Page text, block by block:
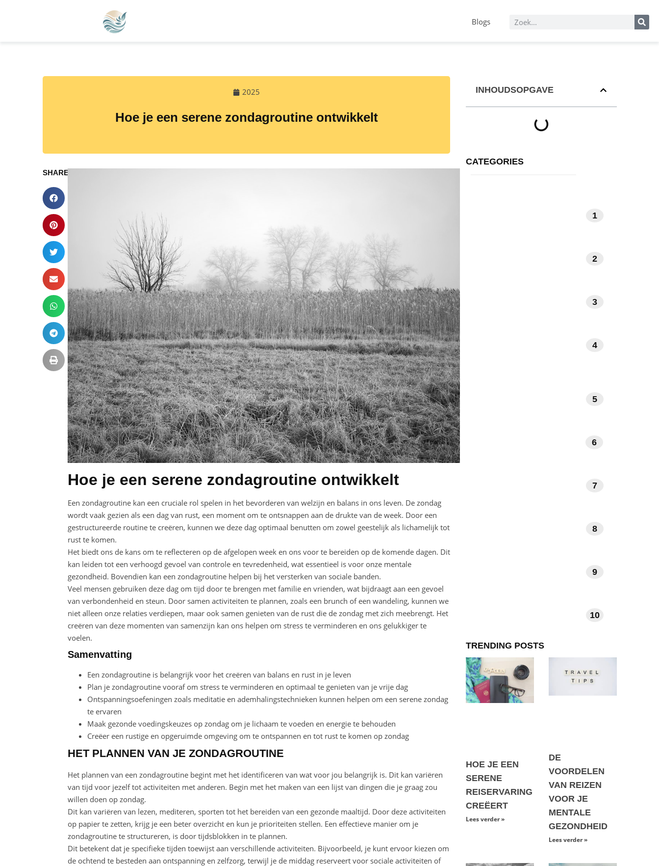
Blogs
2025
Hoe je een serene zondagroutine ontwikkelt
SHARE
Hoe je een serene zondagroutine ontwikkelt
Een zondagroutine kan een cruciale rol spelen in het bevorderen van welzijn en balans in ons leven. De zondag
wordt vaak gezien als een dag van rust, een moment om te ontsnappen aan de drukte van de week. Door een
gestructureerde routine te creëren, kunnen we deze dag optimaal benutten om zowel geestelijk als lichamelijk tot
rust te komen.
Het biedt ons de kans om te reflecteren op de afgelopen week en ons voor te bereiden op de komende dagen. Dit
kan leiden tot een verhoogd gevoel van controle en tevredenheid, wat essentieel is voor onze mentale
gezondheid. Bovendien kan een zondagroutine helpen bij het versterken van sociale banden.
Veel mensen gebruiken deze dag om tijd door te brengen met familie en vrienden, wat bijdraagt aan een gevoel
van verbondenheid en steun. Door samen activiteiten te plannen, zoals een brunch of een wandeling, kunnen we
niet alleen onze relaties verdiepen, maar ook samen genieten van de rust die de zondag met zich meebrengt. Het
creëren van deze momenten van samenzijn kan ons helpen om stress te verminderen en ons gelukkiger te
voelen.
Samenvatting
Een zondagroutine is belangrijk voor het creëren van balans en rust in je leven
Plan je zondagroutine vooraf om stress te verminderen en optimaal te genieten van je vrije dag
Ontspanningsoefeningen zoals meditatie en ademhalingstechnieken kunnen helpen om een serene zondag
te ervaren
Maak gezonde voedingskeuzes op zondag om je lichaam te voeden en energie te behouden
Creëer een rustige en opgeruimde omgeving om te ontspannen en tot rust te komen op zondag
HET PLANNEN VAN JE ZONDAGROUTINE
Het plannen van een zondagroutine begint met het identificeren van wat voor jou belangrijk is. Dit kan variëren
van tijd voor jezelf tot activiteiten met anderen. Begin met het maken van een lijst van dingen die je graag zou
willen doen op zondag.
Dit kan variëren van lezen, mediteren, sporten tot het bereiden van een gezonde maaltijd. Door deze activiteiten
op papier te zetten, krijg je een beter overzicht en kun je prioriteiten stellen. Een effectieve manier om je
zondagroutine te structureren, is door tijdsblokken in te plannen.
Dit betekent dat je specifieke tijden toewijst aan verschillende activiteiten. Bijvoorbeeld, je kunt ervoor kiezen om
de ochtend te besteden aan ontspanning en zelfzorg, terwijl je de middag reserveert voor sociale activiteiten of
INHOUDSOPGAVE
CATEGORIES
1
2
3
4
5
6
7
8
9
10
TRENDING POSTS
HOE JE EEN
SERENE
REISERVARING
CREËERT
Lees verder »
DE
VOORDELEN
VAN REIZEN
VOOR JE
MENTALE
GEZONDHEID
Lees verder »